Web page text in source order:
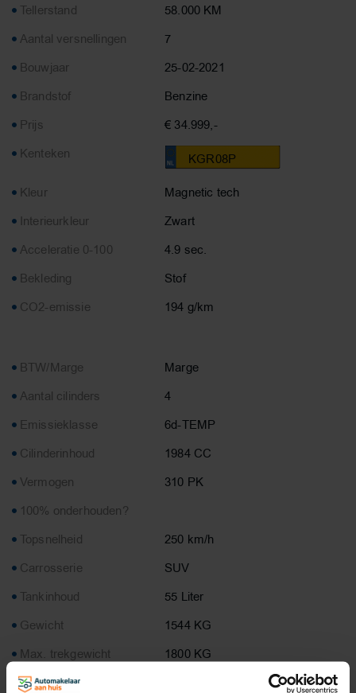
Tellerstand
58.000 KM
Aantal versnellingen
7
Bouwjaar
25-02-2021
Brandstof
Benzine
Prijs
€ 34.999,-
Kenteken
KGR08P
Kleur
Magnetic tech
Interieurkleur
Zwart
Acceleratie 0-100
4.9 sec.
Bekleding
Stof
CO2-emissie
194 g/km
BTW/Marge
Marge
Aantal cilinders
4
Emissieklasse
6d-TEMP
Cilinderinhoud
1984 CC
Vermogen
310 PK
100% onderhouden?
Topsnelheid
250 km/h
Carrosserie
SUV
Tankinhoud
55 Liter
Gewicht
1544 KG
Max. trekgewicht
1800 KG
Laadvermogen